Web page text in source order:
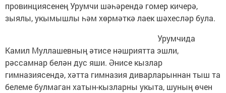
провинциясенең Урумчи шәһәрендә гомер кичерә,
зыялы, укымышлы һәм хөрмәткә лаек шәхесләр була.
Урумчида
Камил Муллашевның әтисе нәшриятта эшли,
рәссамнар белән дус яши. Әнисе кызлар
гимназиясендә, хәтта гимназия диварларыннан тыш та
белеме булмаган хатын-кызларны укыта, шуның өчен